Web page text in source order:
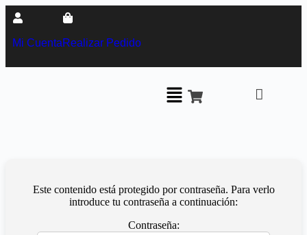
Mi CuentaRealizar Pedido
Este contenido está protegido por contraseña. Para verlo
introduce tu contraseña a continuación:
Contraseña: